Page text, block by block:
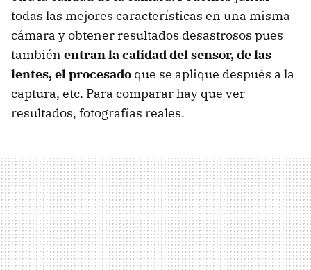
todas las mejores características en una misma
cámara y obtener resultados desastrosos pues
también entran la calidad del sensor, de las
lentes, el procesado que se aplique después a la
captura, etc. Para comparar hay que ver
resultados, fotografías reales.